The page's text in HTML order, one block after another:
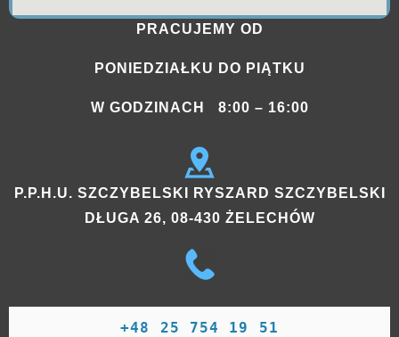
PRACUJEMY OD
PONIEDZIAŁKU DO PIĄTKU
W GODZINACH 8:00 – 16:00
P.P.H.U. SZCZYBELSKI RYSZARD SZCZYBELSKI
DŁUGA 26, 08-430 ŻELECHÓW
+48 25 754 19 51